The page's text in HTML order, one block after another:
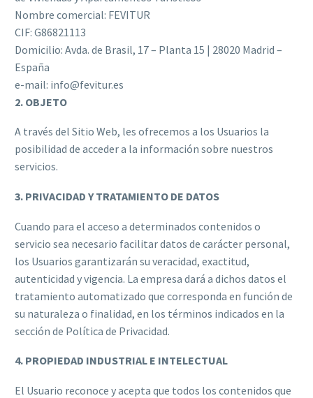
Nombre comercial: FEVITUR
CIF: G86821113
Domicilio: Avda. de Brasil, 17 – Planta 15 | 28020 Madrid –
España
e-mail: info@fevitur.es
2. OBJETO
A través del Sitio Web, les ofrecemos a los Usuarios la
posibilidad de acceder a la información sobre nuestros
servicios.
3. PRIVACIDAD Y TRATAMIENTO DE DATOS
Cuando para el acceso a determinados contenidos o
servicio sea necesario facilitar datos de carácter personal,
los Usuarios garantizarán su veracidad, exactitud,
autenticidad y vigencia. La empresa dará a dichos datos el
tratamiento automatizado que corresponda en función de
su naturaleza o finalidad, en los términos indicados en la
sección de Política de Privacidad.
4. PROPIEDAD INDUSTRIAL E INTELECTUAL
El Usuario reconoce y acepta que todos los contenidos que